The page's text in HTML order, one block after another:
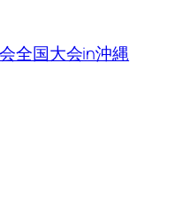
全国大会in沖縄